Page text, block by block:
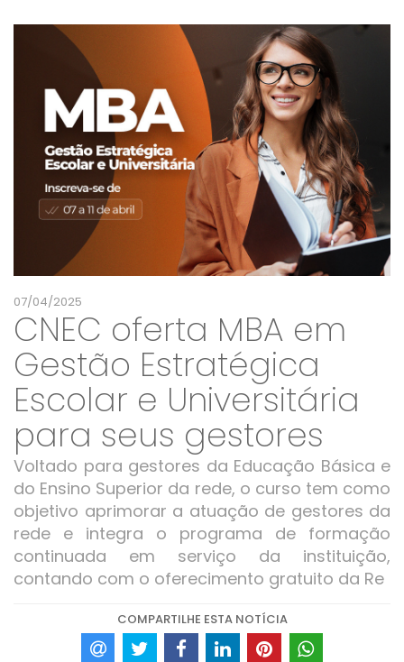
07/04/2025
CNEC oferta MBA em
Gestão Estratégica
Escolar e Universitária
para seus gestores
Voltado para gestores da Educação Básica e
do Ensino Superior da rede, o curso tem como
objetivo aprimorar a atuação de gestores da
rede e integra o programa de formação
continuada em serviço da instituição,
contando com o oferecimento gratuito da Re
COMPARTILHE ESTA NOTÍCIA